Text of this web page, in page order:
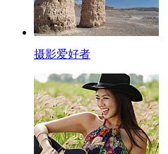
摄影爱好者